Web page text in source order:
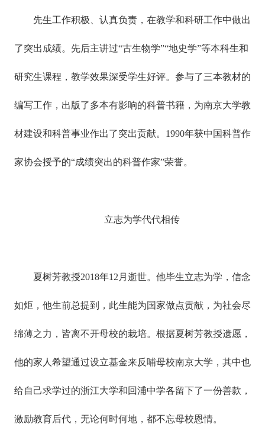
先生工作积极、认真负责，在教学和科研工作中做出
了突出成绩。先后主讲过“古生物学”“地史学”等本科生和
研究生课程，教学效果深受学生好评。参与了三本教材的
编写工作，出版了多本有影响的科普书籍，为南京大学教
材建设和科普事业作出了突出贡献。1990年获中国科普作
家协会授予的“成绩突出的科普作家”荣誉。
立志为学代代相传
夏树芳教授2018年12月逝世。他毕生立志为学，信念
如炬，他生前总提到，此生能为国家做点贡献，为社会尽
绵薄之力，皆离不开母校的栽培。根据夏树芳教授遗愿，
他的家人希望通过设立基金来反哺母校南京大学，其中也
给自己求学过的浙江大学和回浦中学各留下了一份善款，
激励教育后代，无论何时何地，都不忘母校恩情。